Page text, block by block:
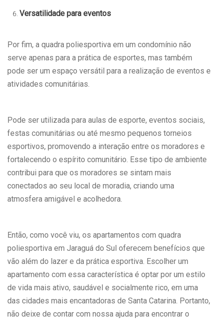
Versatilidade para eventos
Por fim, a quadra poliesportiva em um condomínio não
serve apenas para a prática de esportes, mas também
pode ser um espaço versátil para a realização de eventos e
atividades comunitárias.
Pode ser utilizada para aulas de esporte, eventos sociais,
festas comunitárias ou até mesmo pequenos torneios
esportivos, promovendo a interação entre os moradores e
fortalecendo o espírito comunitário. Esse tipo de ambiente
contribui para que os moradores se sintam mais
conectados ao seu local de moradia, criando uma
atmosfera amigável e acolhedora.
Então, como você viu, os apartamentos com quadra
poliesportiva em Jaraguá do Sul oferecem benefícios que
vão além do lazer e da prática esportiva. Escolher um
apartamento com essa característica é optar por um estilo
de vida mais ativo, saudável e socialmente rico, em uma
das cidades mais encantadoras de Santa Catarina. Portanto,
não deixe de contar com nossa ajuda para encontrar o